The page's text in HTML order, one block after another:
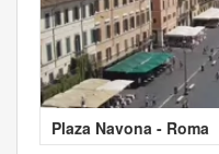
Plaza Navona - Roma